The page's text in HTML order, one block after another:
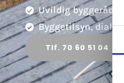
Uvildig
Byggetilsyn,
Tlf. 70 60 51 04